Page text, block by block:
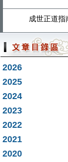
成世正道指
2026
2025
2024
2023
2022
2021
2020